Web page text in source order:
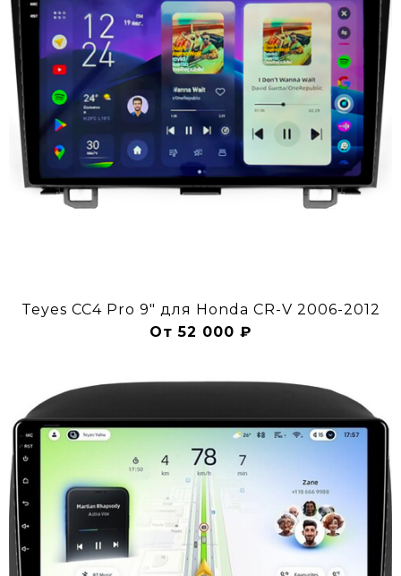
Teyes CC4 Pro 9" для Honda CR-V 2006-2012
От 52 000 ₽